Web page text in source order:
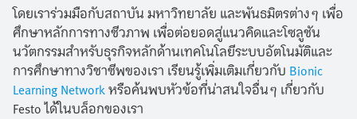
โดยเราร่วมมือกับสถาบัน มหาวิทยาลัย และพันธมิตรต่างๆ เพื่อ
ศึกษาหลักการทางชีวภาพ เพื่อต่อยอดสู่แนวคิดและโซลูชัน
นวัตกรรมสำหรับธุรกิจหลักด้านเทคโนโลยีระบบอัตโนมัติและ
การศึกษาทางวิชาชีพของเรา เรียนรู้เพิ่มเติมเกี่ยวกับ Bionic
Learning Networkหรือค้นพบหัวข้อที่น่าสนใจอื่นๆ เกี่ยวกับ
Festo ได้ในบล็อกของเรา